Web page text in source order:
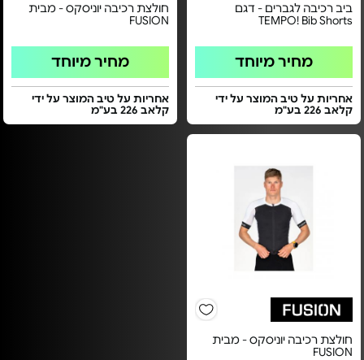
ביב רכיבה לגברים - דגם
TEMPO! Bib Shorts
מחיר מיוחד
אחריות על טיב המוצר על ידי
קלאב 226 בע"מ
חולצת רכיבה יוניסקס - מבית
FUSION
מחיר מיוחד
אחריות על טיב המוצר על ידי
קלאב 226 בע"מ
חולצת רכיבה יוניסקס - מבית
FUSION